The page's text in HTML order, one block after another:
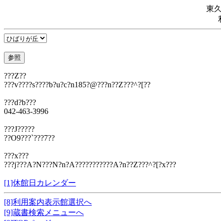
東
???Z??
???v????s????b?u?c?n185?@???n??Z???^?[??
???d?b???
042-463-3996
???J?????
??O9???`???7??
???x???
???j???A?N???N?n?A???????????A?n??Z???^?[?x???
[1]休館日カレンダー
[8]利用案内表示館選択へ
[9]蔵書検索メニューへ